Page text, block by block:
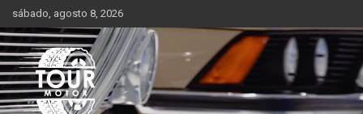
Saltar
al
contenido
sábado, agosto 8, 2026